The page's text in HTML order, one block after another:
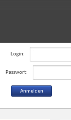
Login:
Passwort: